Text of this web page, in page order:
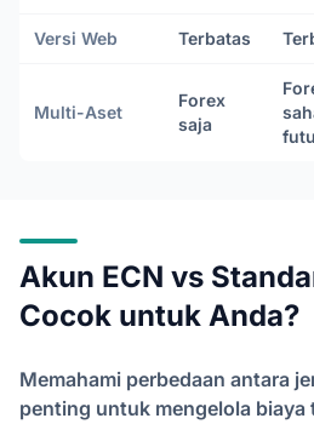
Versi Web Terbatas
Multi-Aset
Forex
saja
Akun ECN vs
Cocok untuk Anda?
Memahami perbedaan antara
penting untuk mengelola biaya